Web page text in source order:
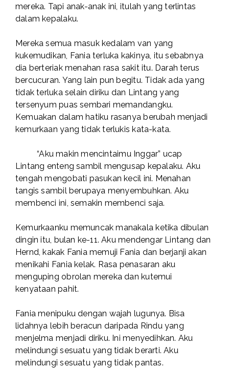
mereka. Tapi anak-anak ini, itulah yang terlintas
dalam kepalaku.
Mereka semua masuk kedalam van yang
kukemudikan, Fania terluka kakinya, itu sebabnya
dia berteriak menahan rasa sakit itu. Darah terus
bercucuran. Yang lain pun begitu. Tidak ada yang
tidak terluka selain diriku dan Lintang yang
tersenyum puas sembari memandangku.
Kemuakan dalam hatiku rasanya berubah menjadi
kemurkaan yang tidak terlukis kata-kata.
“Aku makin mencintaimu Inggar” ucap
Lintang enteng sambil mengusap kepalaku. Aku
tengah mengobati pasukan kecil ini. Menahan
tangis sambil berupaya menyembuhkan. Aku
membenci ini, semakin membenci saja.
Kemurkaanku memuncak manakala ketika dibulan
dingin itu, bulan ke-11. Aku mendengar Lintang dan
Hernd, kakak Fania memuji Fania dan berjanji akan
menikahi Fania kelak. Rasa penasaran aku
menguping obrolan mereka dan kutemui
kenyataan pahit.
Fania menipuku dengan wajah lugunya. Bisa
lidahnya lebih beracun daripada Rindu yang
menjelma menjadi diriku. Ini menyedihkan. Aku
melindungi sesuatu yang tidak berarti. Aku
melindungi sesuatu yang tidak pantas.